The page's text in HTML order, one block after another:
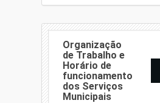
Organização
de Trabalho e
Horário de
funcionamento
dos Serviços
Municipais